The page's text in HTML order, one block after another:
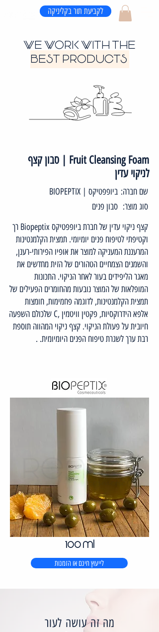
לקביעת תור בקליניקה
WE WORK WITH THE
BEST PRODUCTS
Fruit Cleansing Foam | סבון קצף
לניקוי עדין
ביופפטיקס | BIOPEPTIX שם חברה:
סבון פנים סוג מוצר:
קצף ניקוי עדין של חברת ביופפטיקס Biopeptix רך
וקטיפתי לטיפוח פנים יומיומי. תמצית הקלמנטינות
המרעננת המעניקה למוצר את אופיו הפירותי-רענן,
והשמנים הצמחיים הטהורים של הזית מחדשים את
מאגר הליפידים בעור לאחר הניקוי. התכונות
המופלאות של המוצר נובעות מהחומרים הפעילים של
תמצית הקלמנטינות, לדוגמה פחמימות, חומצות
אלפא הידרוקסיות, פקטין וויטמין ,C שלכולם השפעה
חיובית על פעולת הניקוי. קצף ניקוי המהווה תוספת
רבת ערך לשגרת טיפוח הפנים היומיומית. .
100 ml
לייעוץ חינם או הזמנות
מה זה עושה לעור